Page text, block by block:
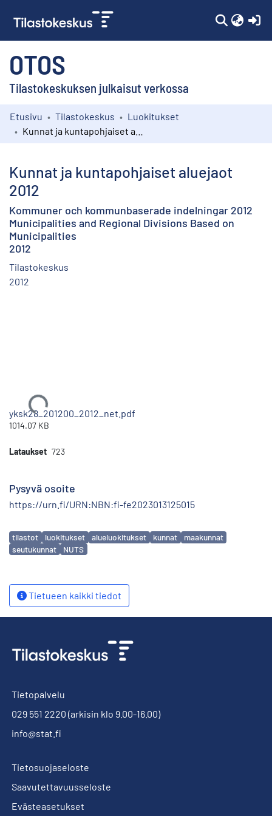
OTOS
Tilastokeskuksen julkaisut verkossa
Kokoelmat
Etusivu Tilastokeskus
Luokitukset
Kunnat ja kuntapohjaiset aluejaot
2012
Kommuner och kommunbaserade indelningar 2012
Municipalities and Regional Divisions Based on
Municipalities
2012
Tilastokeskus
2012
Ladataan...
yksk28_201200_2012_net.pdf
1014.07 KB
Lataukset 723
Pysyvä osoite
https://urn.fi/URN:NBN:fi-fe2023013125015
Avainsanat
tilastot luokitukset alueluokitukset kunnat
maakunnat
seutukunnat
NUTS
Tietueen kaikki tiedot
Tietopalvelu
029 551 2220 (arkisin klo 9.00-16.00)
info@stat.fi
Tietosuojaseloste
Saavutettavuusseloste
Evästeasetukset